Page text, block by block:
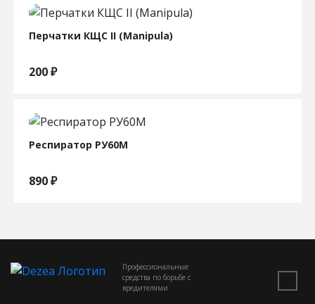
Перчатки КЩС II (Manipula)
200₽
Респиратор РУ60М
890₽
Профессиональные
средства по борьбе с
вредителями